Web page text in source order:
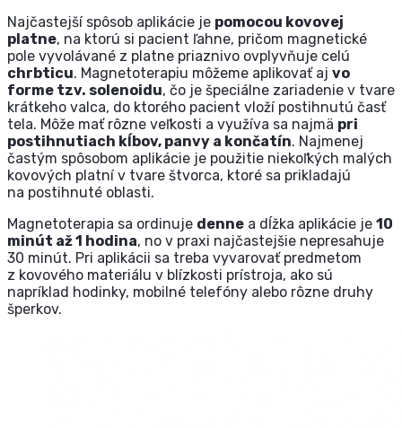
Najčastejší spôsob aplikácie je pomocou kovovej
platne, na ktorú si pacient ľahne, pričom magnetické
pole vyvolávané z platne priaznivo ovplyvňuje celú
chrbticu. Magnetoterapiu môžeme aplikovať aj vo
forme tzv. solenoidu, čo je špeciálne zariadenie v tvare
krátkeho valca, do ktorého pacient vloží postihnutú časť
tela. Môže mať rôzne veľkosti a využíva sa najmä pri
postihnutiach kĺbov, panvy a končatín. Najmenej
častým spôsobom aplikácie je použitie niekoľkých malých
kovových platní v tvare štvorca, ktoré sa prikladajú
na postihnuté oblasti.
Magnetoterapia sa ordinuje denne a dĺžka aplikácie je 10
minút až 1 hodina, no v praxi najčastejšie nepresahuje
30 minút. Pri aplikácii sa treba vyvarovať predmetom
z kovového materiálu v blízkosti prístroja, ako sú
napríklad hodinky, mobilné telefóny alebo rôzne druhy
šperkov.